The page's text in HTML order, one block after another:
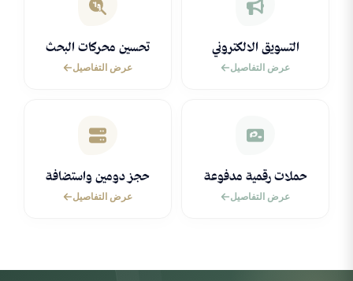
التسويق الالكتروني
عرض التفاصيل
تحسين محركات البحث
عرض التفاصيل
حملات رقمية مدفوعة
عرض التفاصيل
حجز دومين واستضافة
عرض التفاصيل